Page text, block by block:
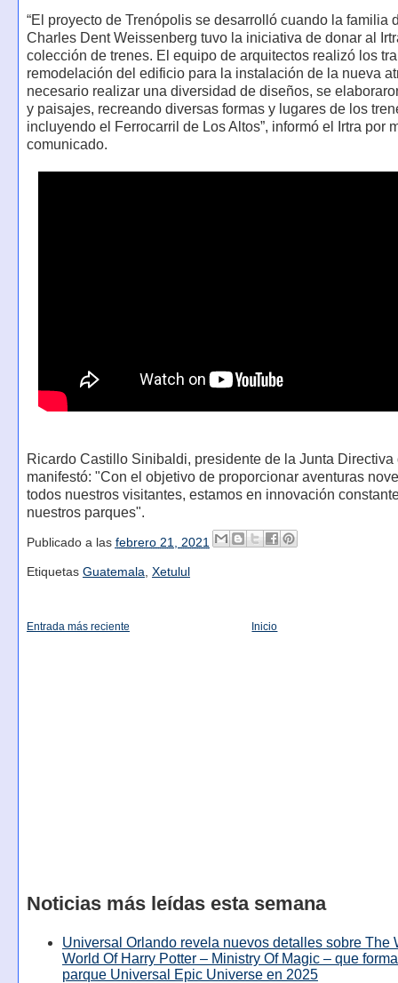
“El proyecto de Trenópolis se desarrolló cuando la familia
Charles Dent Weissenberg tuvo la iniciativa de donar al
colección de trenes. El equipo de arquitectos realizó los
remodelación del edificio para la instalación de la nueva
necesario realizar una diversidad de diseños, se
y paisajes, recreando diversas formas y lugares de los
incluyendo el Ferrocarril de Los Altos”, informó el Irtra por
comunicado.
Ricardo Castillo Sinibaldi, presidente de la Junta Directiva
manifestó: "Con el objetivo de proporcionar aventuras
todos nuestros visitantes, estamos en innovación
nuestros parques".
Publicado a las febrero 21, 2021
Etiquetas Guatemala, Xetulul
Entrada más reciente Inicio
Noticias más leídas esta semana
Universal Orlando revela nuevos detalles sobre The
World Of Harry Potter – Ministry Of Magic – que
parque Universal Epic Universe en 2025